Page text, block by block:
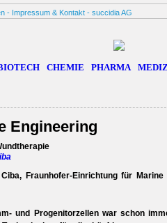
- Impressum & Kontakt - succidia AG
CHEMIE PHARMA
Engineering
Fraunhofer-Einrichtung für Marine
und Progenitorzellen war schon